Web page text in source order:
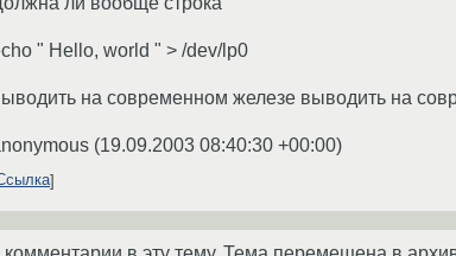
" Hello, world " > /dev/lp0
на современном железе выводить на
(19.09.2003 08:40:30 +00:00)